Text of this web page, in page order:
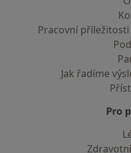
Pracovní příležitosti
Jak řadíme
Pro